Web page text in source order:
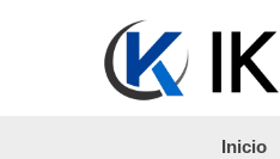
Inicio